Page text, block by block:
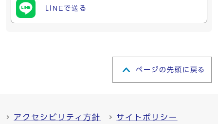
LINEで送る
ページの先頭に戻る
アクセシビリティ方針 サイトポリシー